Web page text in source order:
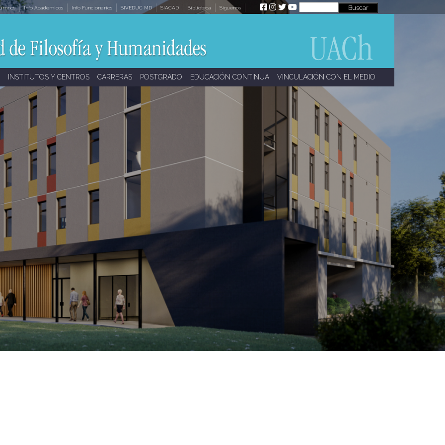
Info Académicos Info Funcionarios SIVEDUC MD SIACAD Biblioteca Síguenos
INSTITUTOS Y CENTROS CARRERAS POSTGRADO EDUCACIÓN CONTINUA VINCULACIÓN CON EL MEDIO